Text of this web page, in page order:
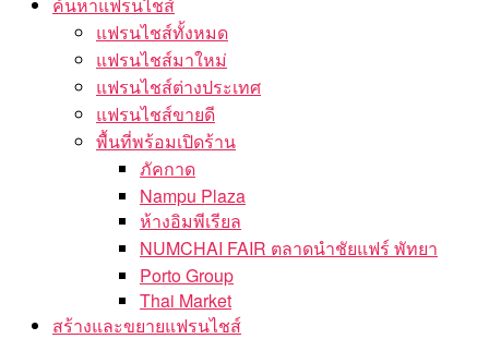
แฟรนไชส์ทั้งหมด
แฟรนไชส์มาใหม่
แฟรนไชส์ต่างประเทศ
แฟรนไชส์ขายดี
พื้นที่พร้อมเปิดร้าน
ภัคกาด
Nampu Plaza
ห้างอิมพีเรียล
NUMCHAI FAIR ตลาดนำชัยแฟร์ พัทยา
Porto Group
Thai Market
สร้างและขยายแฟรนไชส์